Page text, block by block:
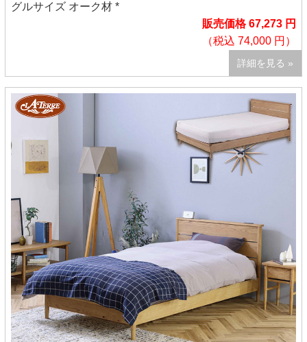
グルサイズ オーク材 *
販売価格 67,273 円
（税込 74,000 円）
詳細を見る »